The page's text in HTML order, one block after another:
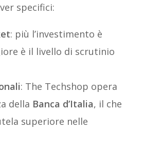
specifici:
: più l’investimento è
è il livello di scrutinio
: The Techshop opera
della Banca d’Italia, il che
superiore nelle